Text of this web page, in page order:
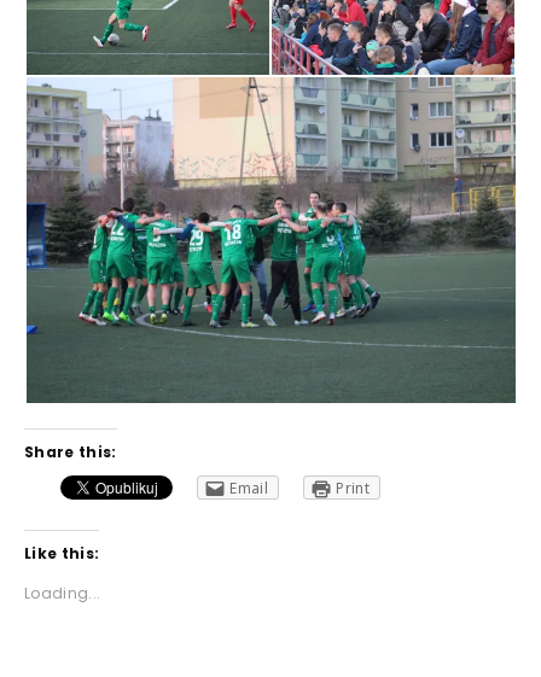
Share this:
Email
Print
Like this:
Loading...